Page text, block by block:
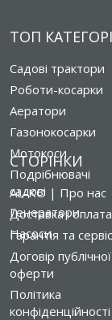
ТОП
Садові трактори
Роботи-косарки
Аератори
Газонокосарки
Мотокоси
Подрібнювачі
садові
Генератори
Насоси
СТОРІНКИ
AL-KO | Про нас
Доставка і оплата
Гарантія та сервіс
Договір публічної
оферти
Політика
конфіденційності